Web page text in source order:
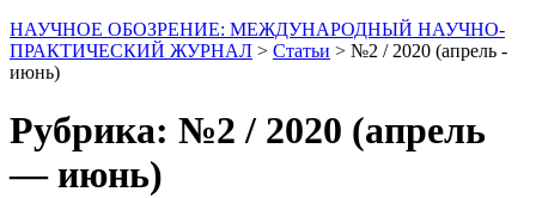
НАУЧНОЕ ОБОЗРЕНИЕ: МЕЖДУНАРОДНЫЙ НАУЧНО-
ПРАКТИЧЕСКИЙ ЖУРНАЛ > Статьи > №2 / 2020 (апрель -
июнь)
Рубрика: №2 / 2020 (апрель
— июнь)